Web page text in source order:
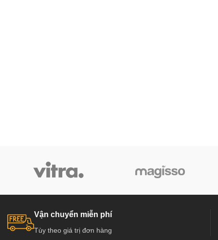
Vận chuyển miễn phí
Tùy theo giá trị đơn hàng